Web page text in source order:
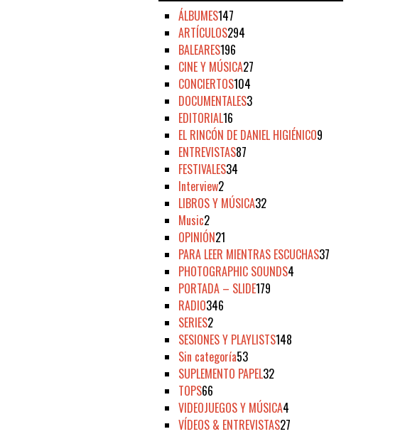
ÁLBUMES147
ARTÍCULOS294
BALEARES196
CINE Y MÚSICA27
CONCIERTOS104
DOCUMENTALES3
EDITORIAL16
EL RINCÓN DE DANIEL HIGIÉNICO9
ENTREVISTAS87
FESTIVALES34
Interview2
LIBROS Y MÚSICA32
Music2
OPINIÓN21
PARA LEER MIENTRAS ESCUCHAS37
PHOTOGRAPHIC SOUNDS4
PORTADA – SLIDE179
RADIO346
SERIES2
SESIONES Y PLAYLISTS148
Sin categoría53
SUPLEMENTO PAPEL32
TOPS66
VIDEOJUEGOS Y MÚSICA4
VÍDEOS & ENTREVISTAS27